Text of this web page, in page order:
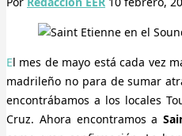
El mes de mayo está cada vez más cerca y el ciclo de conciertos
madrileño no para de sumar
encontrábamos a los locales
Cruz. Ahora encontramos a